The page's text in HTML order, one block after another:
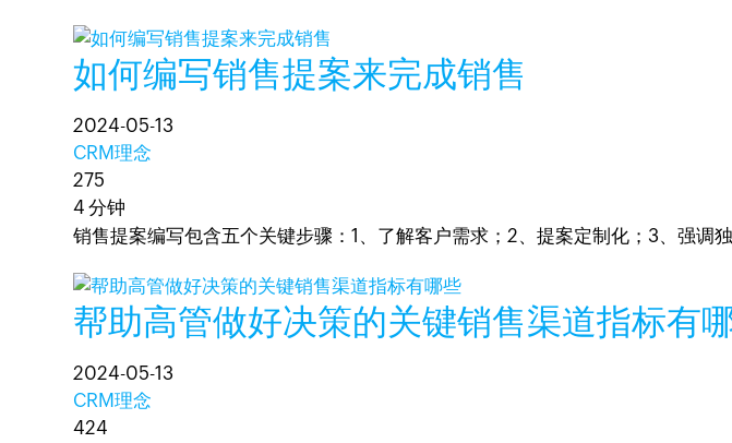
如何编写销售提案来完成销售
2024-05-13
CRM理念
275
4 分钟
销售提案编写包含五个关键步骤：1、了解客户需求；2、提案定制化；3、强调
帮助高管做好决策的关键销售渠道指标有
2024-05-13
CRM理念
424